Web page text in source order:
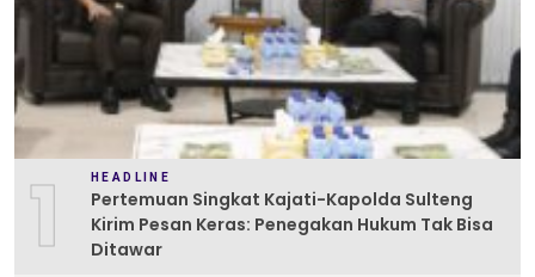
1 HEADLINE
Pertemuan Singkat Kajati-Kapolda Sulteng
Kirim Pesan Keras: Penegakan Hukum Tak Bisa
Ditawar